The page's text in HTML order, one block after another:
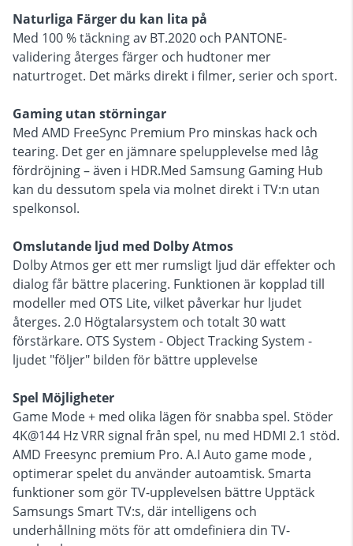
Naturliga Färger du kan lita på
Med 100 % täckning av BT.2020 och PANTONE-
validering återges färger och hudtoner mer
naturtroget. Det märks direkt i filmer, serier och sport.
Gaming utan störningar
Med AMD FreeSync Premium Pro minskas hack och
tearing. Det ger en jämnare spelupplevelse med låg
fördröjning – även i HDR.Med Samsung Gaming Hub
kan du dessutom spela via molnet direkt i TV:n utan
spelkonsol.
Omslutande ljud med Dolby Atmos
Dolby Atmos ger ett mer rumsligt ljud där effekter och
dialog får bättre placering. Funktionen är kopplad till
modeller med OTS Lite, vilket påverkar hur ljudet
återges. 2.0 Högtalarsystem och totalt 30 watt
förstärkare. OTS System - Object Tracking System -
ljudet "följer" bilden för bättre upplevelse
Spel Möjligheter
Game Mode + med olika lägen för snabba spel. Stöder
4K@144 Hz VRR signal från spel, nu med HDMI 2.1 stöd.
AMD Freesync premium Pro. A.I Auto game mode ,
optimerar spelet du använder autoamtisk. Smarta
funktioner som gör TV-upplevelsen bättre Upptäck
Samsungs Smart TV:s, där intelligens och
underhållning möts för att omdefiniera din TV-